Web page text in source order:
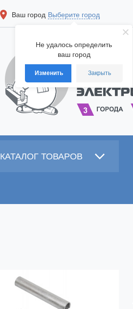
Не удалось определить
ваш город
Изменить Закрыть
Ваш город Выберите город
КАТАЛОГ ТОВАРОВ